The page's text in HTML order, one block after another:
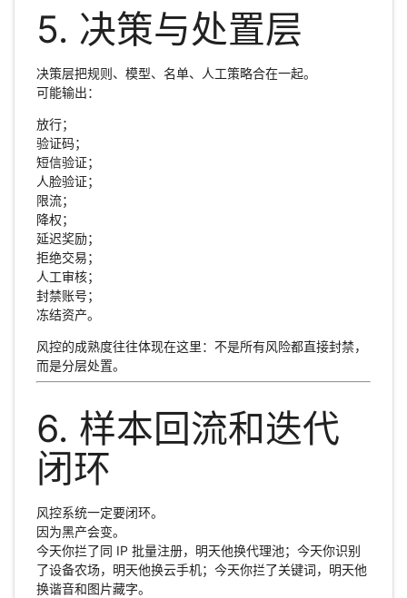
5. 决策与处置层
决策层把规则、模型、名单、人工策略合在一起。
可能输出：
放行；
验证码；
短信验证；
人脸验证；
限流；
降权；
延迟奖励；
拒绝交易；
人工审核；
封禁账号；
冻结资产。
风控的成熟度往往体现在这里：不是所有风险都直接封禁，
而是分层处置。
6. 样本回流和迭代
闭环
风控系统一定要闭环。
因为黑产会变。
今天你拦了同 IP 批量注册，明天他换代理池；今天你识别
了设备农场，明天他换云手机；今天你拦了关键词，明天他
换谐音和图片藏字。